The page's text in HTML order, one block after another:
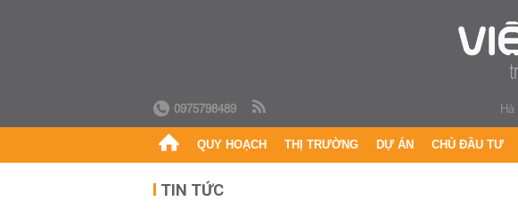
0975798489
QUY HOẠCH THỊ TRƯỜNG DỰ ÁN CHỦ ĐẦU TƯ
TIN TỨC